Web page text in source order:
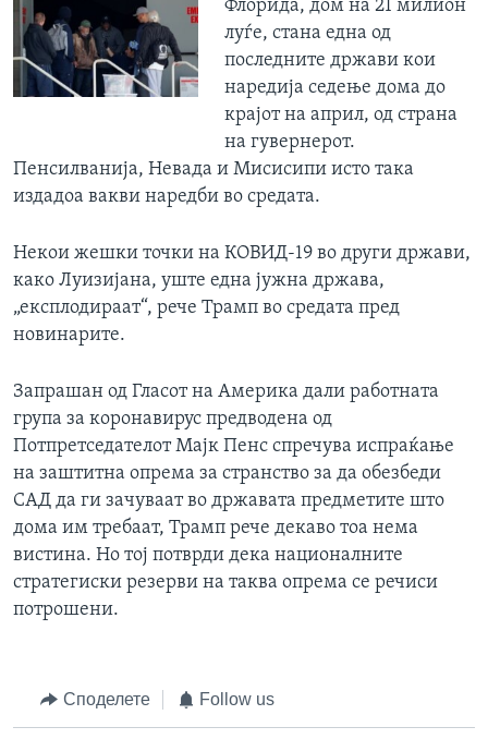
Флорида, дом на 21 милион
луѓе, стана една од
последните држави кои
наредија седење дома до
крајот на април, од страна
на гувернерот.
Пенсилванија, Невада и Мисисипи исто така
издадоа вакви наредби во средата.
Некои жешки точки на КОВИД-19 во други држави,
како Луизијана, уште една јужна држава,
„експлодираат“, рече Трамп во средата пред
новинарите.
Запрашан од Гласот на Америка дали работната
група за коронавирус предводена од
Потпретседателот Мајк Пенс спречува испраќање
на заштитна опрема за странство за да обезбеди
САД да ги зачуваат во државата предметите што
дома им требаат, Трамп рече декаво тоа нема
вистина. Но тој потврди дека националните
стратегиски резерви на таква опрема се речиси
потрошени.
Споделете Follow us